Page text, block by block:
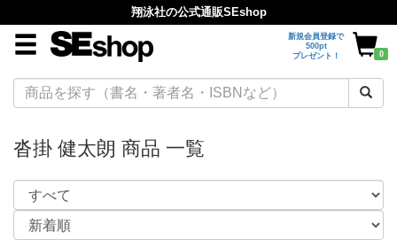
翔泳社の公式通販SEshop
新規会員登録で
500pt
プレゼント！
0
沓掛 健太朗 商品 一覧